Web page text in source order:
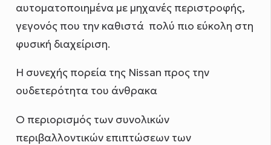
αυτοματοποιημένα με μηχανές περιστροφής,
γεγονός που την καθιστά πολύ πιο εύκολη στη
φυσική διαχείριση.
Η συνεχής πορεία της Nissan προς την
ουδετερότητα του άνθρακα
Ο περιορισμός των συνολικών
περιβαλλοντικών επιπτώσεων των